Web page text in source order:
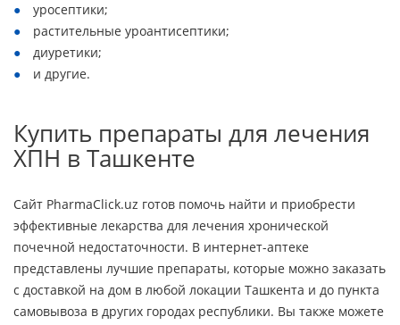
уросептики;
растительные уроантисептики;
диуретики;
и другие.
Купить препараты для лечения
ХПН в Ташкенте
Сайт PharmaClick.uz готов помочь найти и приобрести
эффективные лекарства для лечения хронической
почечной недостаточности. В интернет-аптеке
представлены лучшие препараты, которые можно заказать
с доставкой на дом в любой локации Ташкента и до пункта
самовывоза в других городах республики. Вы также можете